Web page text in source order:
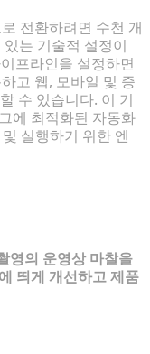
전환하려면 수천 개
는 기술적 설정이
프라인을 설정하면
고 웹, 모바일 및 증
수 있습니다. 이 기
에 최적화된 자동화
실행하기 위한 엔
영의 운영상 마찰을
띄게 개선하고 제품